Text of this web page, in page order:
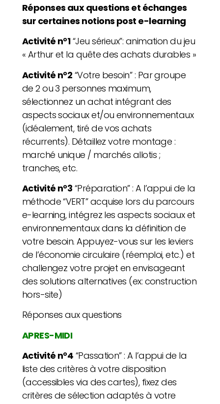
Réponses aux questions et échanges
sur certaines notions post e-learning
Activité n°1“Jeu sérieux”: animation du jeu
« Arthur et la quête des achats durables »
Activité n°2 “Votre besoin”: Par groupe
de 2 ou 3 personnes maximum,
sélectionnez un achat intégrant des
aspects sociaux et/ou environnementaux
(idéalement, tiré de vos achats
récurrents). Détaillez votre montage :
marché unique / marchés allotis ;
tranches, etc.
Activité n°3 “Préparation” :A l’appui de la
méthode “VERT” acquise lors du parcours
e-learning, intégrez les aspects sociaux et
environnementaux dans la définition de
votre besoin. Appuyez-vous sur les leviers
de l’économie circulaire (réemploi, etc.) et
challengez votre projet en envisageant
des solutions alternatives (ex: construction
hors-site)
Réponses aux questions
APRES-MIDI
Activité n°4 “Passation” : A l’appui de la
liste des critères à votre disposition
(accessibles via des cartes), fixez des
critères de sélection adaptés à votre